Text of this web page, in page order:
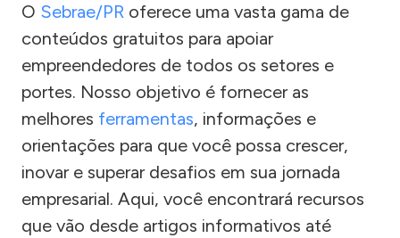
O Sebrae/PR oferece uma vasta gama de
conteúdos gratuitos para apoiar
empreendedores de todos os setores e
portes. Nosso objetivo é fornecer as
melhores ferramentas, informações e
orientações para que você possa crescer,
inovar e superar desafios em sua jornada
empresarial. Aqui, você encontrará recursos
que vão desde artigos informativos até